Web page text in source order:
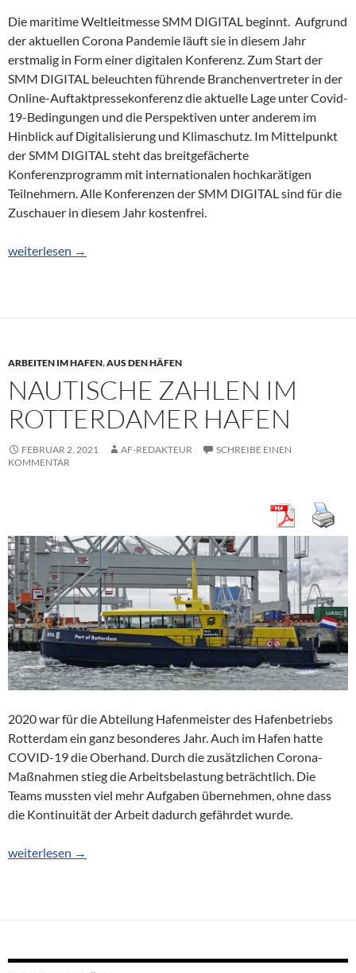
Die maritime Weltleitmesse SMM DIGITAL beginnt. Aufgrund
der aktuellen Corona Pandemie läuft sie in diesem Jahr
erstmalig in Form einer digitalen Konferenz. Zum Start der
SMM DIGITAL beleuchten führende Branchenvertreter in der
Online-Auftaktpressekonferenz die aktuelle Lage unter Covid-
19-Bedingungen und die Perspektiven unter anderem im
Hinblick auf Digitalisierung und Klimaschutz. Im Mittelpunkt
der SMM DIGITAL steht das breitgefächerte
Konferenzprogramm mit internationalen hochkarätigen
Teilnehmern. Alle Konferenzen der SMM DIGITAL sind für die
Zuschauer in diesem Jahr kostenfrei.
SMM DIGITAL: Startschuss „maritime Transition“
weiterlesen →
ARBEITEN IM HAFEN,AUS DEN HÄFEN
NAUTISCHE ZAHLEN IM
ROTTERDAMER HAFEN
FEBRUAR 2, 2021 AF-REDAKTEUR
SCHREIBE EINEN
KOMMENTAR
2020 war für die Abteilung Hafenmeister des Hafenbetriebs
Rotterdam ein ganz besonderes Jahr. Auch im Hafen hatte
COVID-19 die Oberhand. Durch die zusätzlichen Corona-
Maßnahmen stieg die Arbeitsbelastung beträchtlich. Die
Teams mussten viel mehr Aufgaben übernehmen, ohne dass
die Kontinuität der Arbeit dadurch gefährdet wurde.
Nautische Zahlen im Rotterdamer Hafen
weiterlesen →